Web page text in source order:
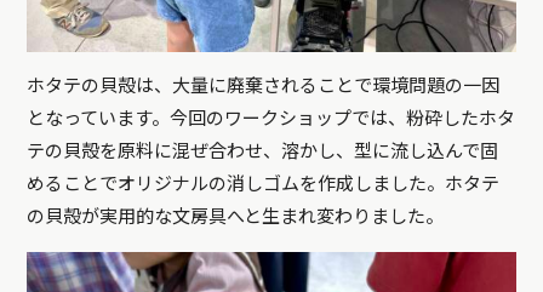
ホタテの貝殻は、大量に廃棄されることで環境問題の一因
となっています。今回のワークショップでは、粉砕したホタ
テの貝殻を原料に混ぜ合わせ、溶かし、型に流し込んで固
めることでオリジナルの消しゴムを作成しました。ホタテ
の貝殻が実用的な文房具へと生まれ変わりました。